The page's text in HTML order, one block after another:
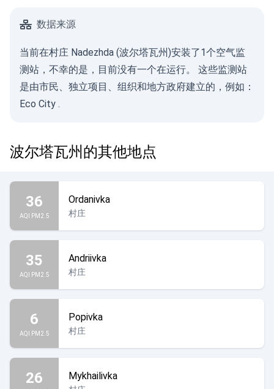
数据来源
当前在村庄 Nadezhda (波尔塔瓦州)安装了1个空气监
测站，不幸的是，目前没有一个在运行。 这些监测站
是由市民、独立项目、组织和地方政府建立的，例如：
Eco City .
波尔塔瓦州的其他地点
36
AQI PM2.5
Ordanivka
村庄
35
AQI PM2.5
Andriivka
村庄
6
AQI PM2.5
Popivka
村庄
26 Mykhailivka